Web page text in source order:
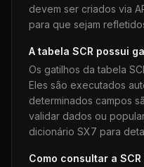
devem ser criados via
para que sejam
A tabela SCR possui
Os gatilhos da tabela
Eles são executados
determinados campos
validar dados ou
dicionário SX7 para
Como consultar a SCR